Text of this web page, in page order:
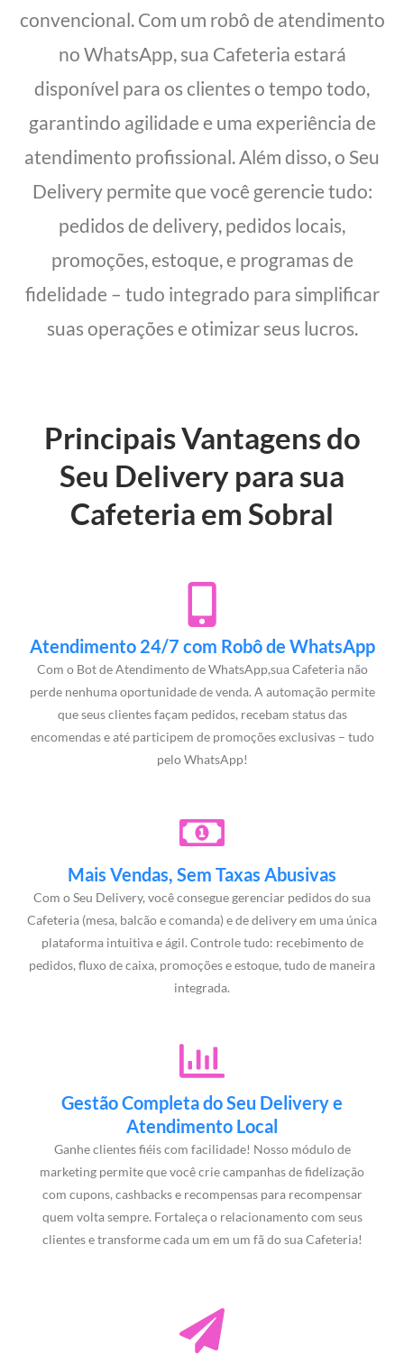
convencional. Com um robô de atendimento
no WhatsApp, sua Cafeteria estará
disponível para os clientes o tempo todo,
garantindo agilidade e uma experiência de
atendimento profissional. Além disso, o Seu
Delivery permite que você gerencie tudo:
pedidos de delivery, pedidos locais,
promoções, estoque, e programas de
fidelidade – tudo integrado para simplificar
suas operações e otimizar seus lucros.
Principais Vantagens do
Seu Delivery para sua
Cafeteria em Sobral
Atendimento 24/7 com Robô de WhatsApp
Com o Bot de Atendimento de WhatsApp,sua Cafeteria não
perde nenhuma oportunidade de venda. A automação permite
que seus clientes façam pedidos, recebam status das
encomendas e até participem de promoções exclusivas – tudo
pelo WhatsApp!
Mais Vendas, Sem Taxas Abusivas
Com o Seu Delivery, você consegue gerenciar pedidos do sua
Cafeteria (mesa, balcão e comanda) e de delivery em uma única
plataforma intuitiva e ágil. Controle tudo: recebimento de
pedidos, fluxo de caixa, promoções e estoque, tudo de maneira
integrada.
Gestão Completa do Seu Delivery e
Atendimento Local
Ganhe clientes fiéis com facilidade! Nosso módulo de
marketing permite que você crie campanhas de fidelização
com cupons, cashbacks e recompensas para recompensar
quem volta sempre. Fortaleça o relacionamento com seus
clientes e transforme cada um em um fã do sua Cafeteria!